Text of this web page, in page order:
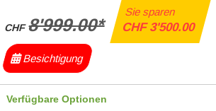
CHF8'999.00*
Sie sparen
CHF 3'500.00
Besichtigung
Verfügbare Optionen